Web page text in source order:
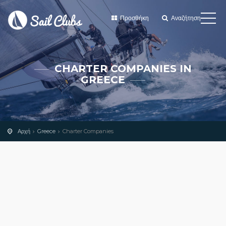
Προσθήκη Αναζήτηση
CHARTER COMPANIES IN
GREECE
Αρχή Greece Charter Companies